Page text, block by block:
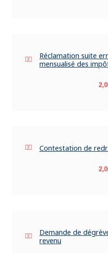
Réclamation suite
mensualisé des
Contestation de
Demande de
revenu